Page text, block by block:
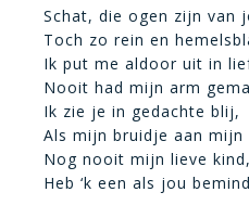
Schat, die ogen zijn van
Toch zo rein en
Ik put me aldoor uit in
Nooit had mijn arm
Ik zie je in gedachte blij,
Als mijn bruidje aan mijn
Nog nooit mijn lieve kind,
Heb ‘k een als jou